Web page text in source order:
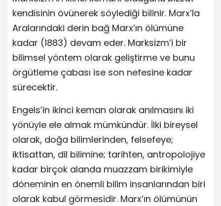
kendisinin övünerek söylediği bilinir. Marx’la
Aralarındaki derin bağ Marx’ın ölümüne
kadar (1883) devam eder. Marksizm’i bir
bilimsel yöntem olarak geliştirme ve bunu
örgütleme çabası ise son nefesine kadar
sürecektir.
Engels’in ikinci keman olarak anılmasını iki
yönüyle ele almak mümkündür. İlki bireysel
olarak, doğa bilimlerinden, felsefeye;
iktisattan, dil bilimine; tarihten, antropolojiye
kadar birçok alanda muazzam birikimiyle
döneminin en önemli bilim insanlarından biri
olarak kabul görmesidir. Marx’ın ölümünün